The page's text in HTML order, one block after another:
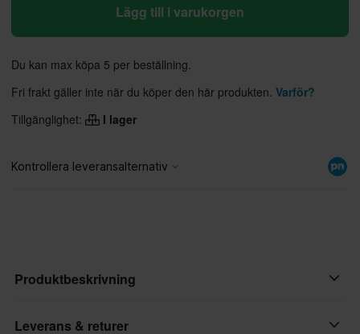
Lägg till i varukorgen
Du kan max köpa 5 per beställning.
Fri frakt gäller inte när du köper den här produkten. Varför?
Tillgänglighet:
I lager
Produktbeskrivning
24MX Easy-Up Depåtält med Väggar Svart
Leverans & returer